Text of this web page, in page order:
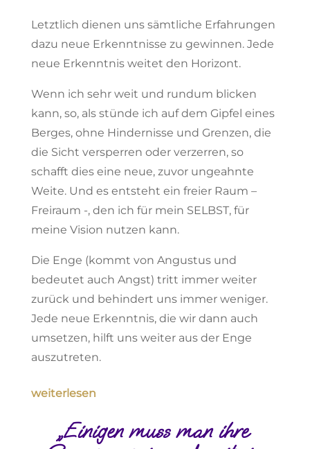
Letztlich dienen uns sämtliche Erfahrungen
dazu neue Erkenntnisse zu gewinnen. Jede
neue Erkenntnis weitet den Horizont.
Wenn ich sehr weit und rundum blicken
kann, so, als stünde ich auf dem Gipfel eines
Berges, ohne Hindernisse und Grenzen, die
die Sicht versperren oder verzerren, so
schafft dies eine neue, zuvor ungeahnte
Weite. Und es entsteht ein freier Raum –
Freiraum -, den ich für mein SELBST, für
meine Vision nutzen kann.
Die Enge (kommt von Angustus und
bedeutet auch Angst) tritt immer weiter
zurück und behindert uns immer weniger.
Jede neue Erkenntnis, die wir dann auch
umsetzen, hilft uns weiter aus der Enge
auszutreten.
weiterlesen
„Einigen muss man ihre